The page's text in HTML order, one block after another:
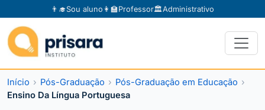
👨‍🎓Sou aluno 👩‍🏫Professor🏛️Administrativo
Início Pós-Graduação
Pós-Graduação em Educação
Ensino Da Língua Portuguesa